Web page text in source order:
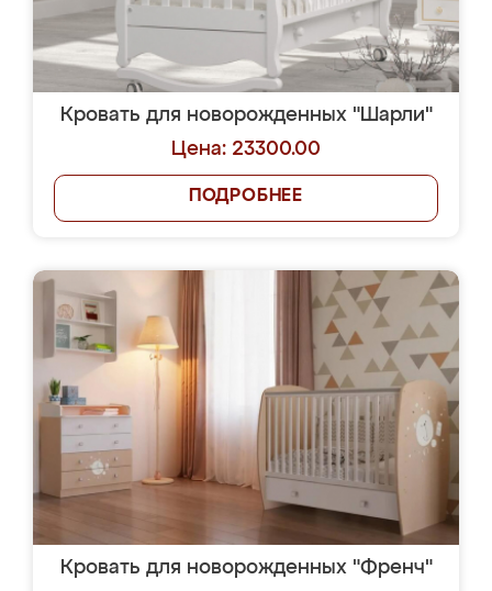
Кровать для новорожденных "Шарли"
Цена: 23300.00
ПОДРОБНЕЕ
Кровать для новорожденных "Френч"